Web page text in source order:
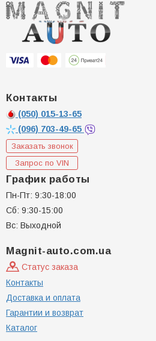
Контакты
(050) 015-13-65
(096) 703-49-65
Заказать звонок
Запрос по VIN
График работы
Пн-Пт: 9:30-18:00
Сб: 9:30-15:00
Вс: Выходной
Magnit-auto.com.ua
Статус заказа
Контакты
Доставка и оплата
Гарантии и возврат
Каталог